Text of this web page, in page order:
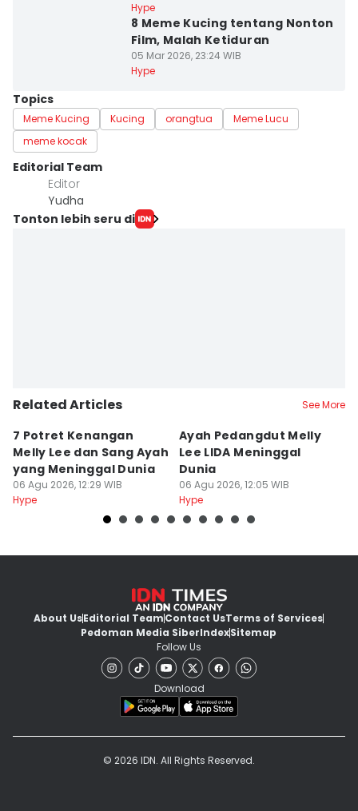
Hype
8 Meme Kucing tentang Nonton
Film, Malah Ketiduran
05 Mar 2026, 23:24 WIB
Hype
Topics
Meme Kucing Kucing orangtua
Meme Lucu
meme kocak
Editorial Team
Editor
Yudha ‎
Tonton lebih seru di
Related Articles See More
7 Potret Kenangan
Melly Lee dan Sang Ayah
yang Meninggal Dunia
06 Agu 2026, 12:29 WIB
Hype
Ayah Pedangdut Melly
Lee LIDA Meninggal
Dunia
06 Agu 2026, 12:05 WIB
Hype
About UsEditorial TeamContact UsTerms of Services
Pedoman Media SiberIndexSitemap
Follow Us
Download
© 2026 IDN. All Rights Reserved.